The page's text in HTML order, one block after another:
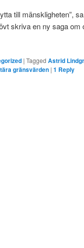
till mänskligheten”,
skriva en ny saga
| Tagged Astrid
gränsvärden | 1 Reply